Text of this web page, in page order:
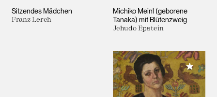
Sitzendes Mädchen
Franz Lerch
Michiko Meinl (geborene
Tanaka) mit Blütenzweig
Jehudo Epstein
Meiner